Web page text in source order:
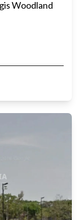
Woodland